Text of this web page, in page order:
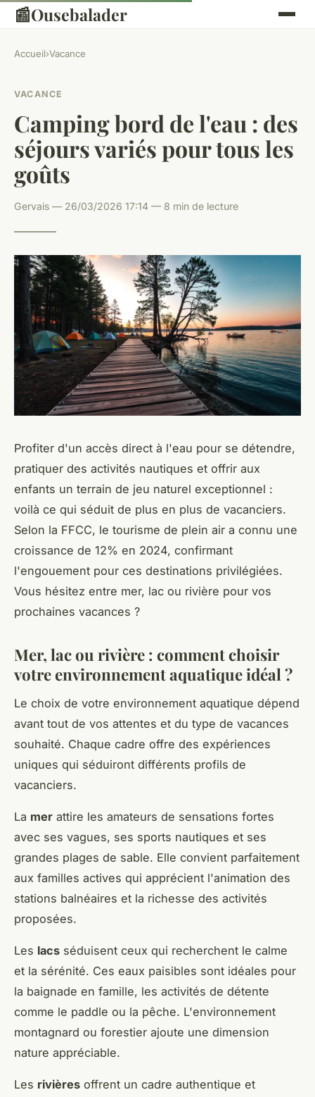
📰Ousebalader
Accueil›Vacance
VACANCE
Camping bord de l'eau : des
séjours variés pour tous les
goûts
Gervais — 26/03/2026 17:14 — 8 min de lecture
Profiter d'un accès direct à l'eau pour se détendre,
pratiquer des activités nautiques et offrir aux
enfants un terrain de jeu naturel exceptionnel :
voilà ce qui séduit de plus en plus de vacanciers.
Selon la FFCC, le tourisme de plein air a connu une
croissance de 12% en 2024, confirmant
l'engouement pour ces destinations privilégiées.
Vous hésitez entre mer, lac ou rivière pour vos
prochaines vacances ?
Mer, lac ou rivière : comment choisir
votre environnement aquatique idéal ?
Le choix de votre environnement aquatique dépend
avant tout de vos attentes et du type de vacances
souhaité. Chaque cadre offre des expériences
uniques qui séduiront différents profils de
vacanciers.
La mer attire les amateurs de sensations fortes
avec ses vagues, ses sports nautiques et ses
grandes plages de sable. Elle convient parfaitement
aux familles actives qui apprécient l'animation des
stations balnéaires et la richesse des activités
proposées.
Les lacs séduisent ceux qui recherchent le calme
et la sérénité. Ces eaux paisibles sont idéales pour
la baignade en famille, les activités de détente
comme le paddle ou la pêche. L'environnement
montagnard ou forestier ajoute une dimension
nature appréciable.
Les rivières offrent un cadre authentique et